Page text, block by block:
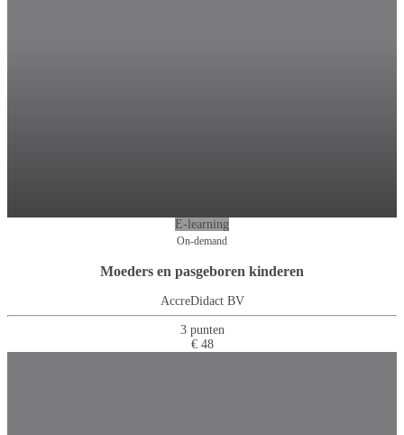
E-learning
On-demand
Moeders en pasgeboren kinderen
AccreDidact BV
3 punten
€ 48